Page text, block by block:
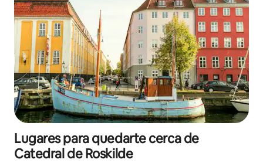
Lugares para quedarte cerca de
Catedral de Roskilde